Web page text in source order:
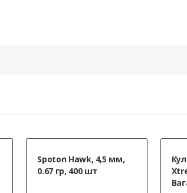
Spoton Hawk, 4,5 мм,
0.67 гр, 400 шт